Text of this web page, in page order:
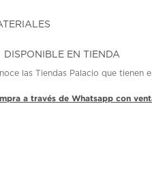
DISPONIBLE EN TIENDA
las Tiendas Palacio que tienen
a través de Whatsapp con